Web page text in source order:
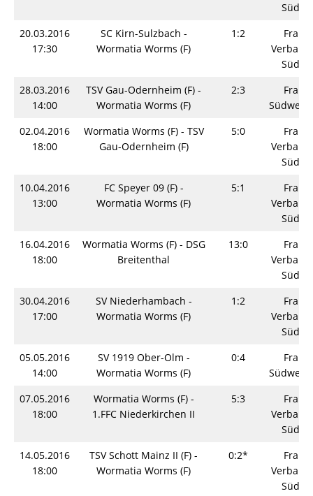
20.03.2016
17:30
SC Kirn-Sulzbach -
Wormatia Worms (F)
1:2
28.03.2016
14:00
TSV Gau-Odernheim (F) -
Wormatia Worms (F)
2:3
02.04.2016
18:00
Wormatia Worms (F) - TSV
Gau-Odernheim (F)
5:0
10.04.2016
13:00
FC Speyer 09 (F) -
Wormatia Worms (F)
5:1
16.04.2016
18:00
Wormatia Worms (F) - DSG
Breitenthal
13:0
30.04.2016
17:00
SV Niederhambach -
Wormatia Worms (F)
1:2
05.05.2016
14:00
SV 1919 Ober-Olm -
Wormatia Worms (F)
0:4
07.05.2016
18:00
Wormatia Worms (F) -
1.FFC Niederkirchen II
5:3
14.05.2016
18:00
TSV Schott Mainz II (F) -
Wormatia Worms (F)
0:2*